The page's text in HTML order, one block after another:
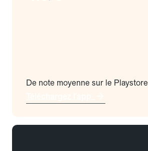
De note moyenne sur le Playstore